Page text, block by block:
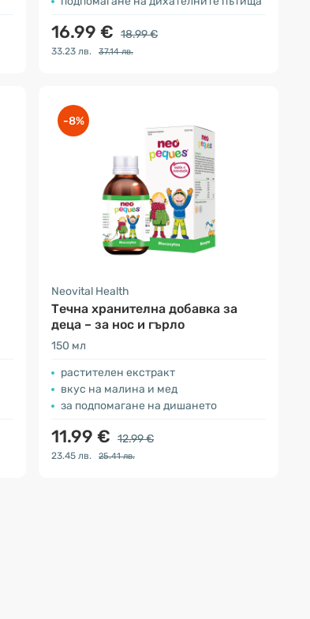
16.99 € 18.99 €
33.23 лв. 37.14 лв.
-8%
Neovital Health
Tечна хранителна добавка за
деца – за нос и гърло
150 мл
растителен екстракт
вкус на малина и мед
за подпомагане на дишането
11.99 € 12.99 €
23.45 лв. 25.41 лв.